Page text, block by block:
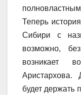
Теперь
Сибири с
возможно,
возникает
Аристархова.
будет держать